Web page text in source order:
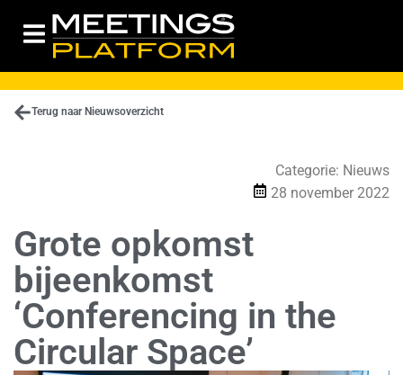
Terug naar Nieuwsoverzicht
Categorie: Nieuws
28 november 2022
Grote opkomst
bijeenkomst
‘Conferencing in the
Circular Space’